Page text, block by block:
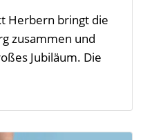
Herbern bringt die
zusammen und
Jubiläum. Die